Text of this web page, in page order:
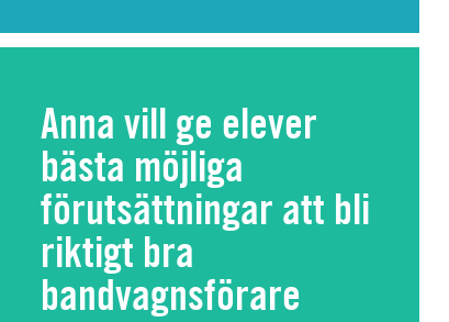
Anna vill ge elever
bästa möjliga
förutsättningar att bli
riktigt bra
bandvagnsförare